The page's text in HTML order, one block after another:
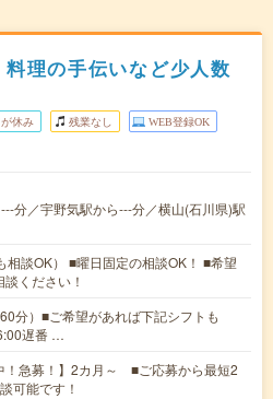
料理の手伝いなど少人数
休み 残業なし WEB登録OK
分／宇野気駅から---分／横山(石川県)駅
相談OK） ■曜日固定の相談OK！ ■希望
ください！
分）■ご希望があれば下記シフトも
遅番 …
！急募！】2カ月～ ■ご応募から最短2
可能です！